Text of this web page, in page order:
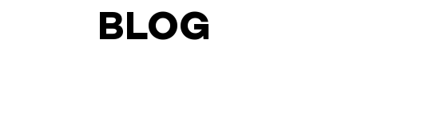
BLOG